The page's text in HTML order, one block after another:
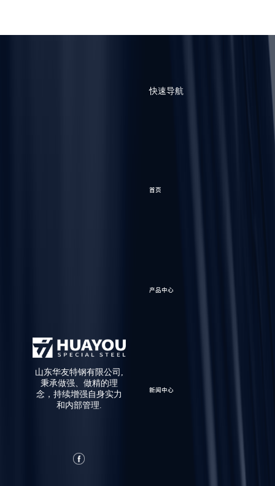
山东华友特钢有限公司,
秉承做强、做精的理
念，持续增强自身实力
和内部管理.
快速导航
首页
产品中心
新闻中心